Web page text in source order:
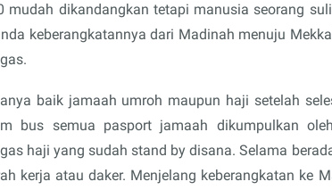
mudah dikandangkan tetapi manusia seorang
keberangkatannya dari Madinah menuju
baik jamaah umroh maupun haji setelah
bus semua pasport jamaah dikumpulkan
haji yang sudah stand by disana. Selama
kerja atau daker. Menjelang keberangkatan ke